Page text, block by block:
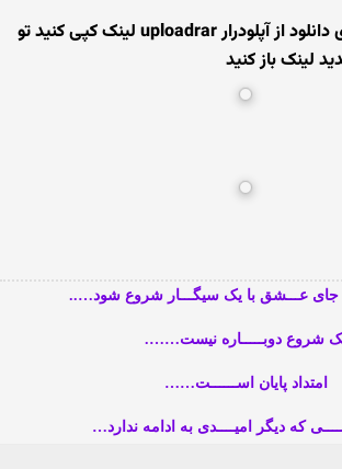
دوستان همیشه برای دانلود از آپلودرار uploadrar لینک کپی کنید تو
لینک باز کنید
عـــشق با یک سیگـــار شروع شود…..
شروع دوبـــــاره نیست…….
امتداد پایان اســــــت……
که دیگر امیــــدی به ادامه ندارد…